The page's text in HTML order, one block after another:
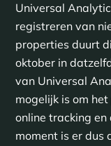
Universal
registreren van
properties duurt
oktober in
van Universal
mogelijk is om
online tracking
moment is er dus